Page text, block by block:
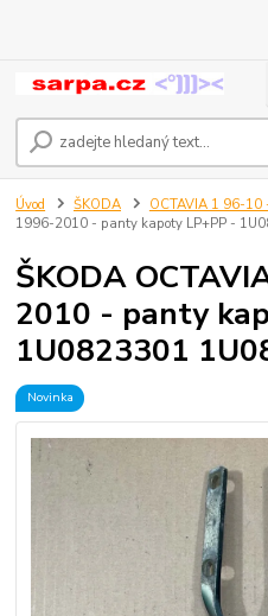
Úvod ŠKODA OCTAVIA 1 96-10
1996-2010 - panty kapoty LP+PP -
ŠKODA
2010 - panty
1U0823301
Novinka